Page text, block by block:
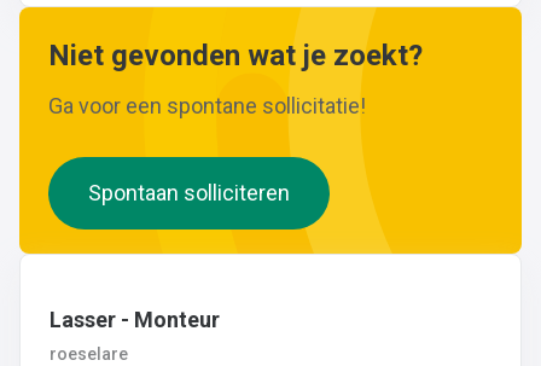
Niet gevonden wat je zoekt?
Ga voor een spontane sollicitatie!
Spontaan solliciteren
Lasser - Monteur
roeselare